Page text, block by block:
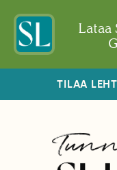
Lataa
TILAA